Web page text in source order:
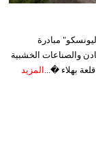
مبادرة
والصناعات الخشبية
بهلاء �... المزيد